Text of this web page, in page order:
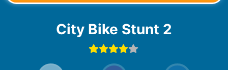
City Bike Stunt 2